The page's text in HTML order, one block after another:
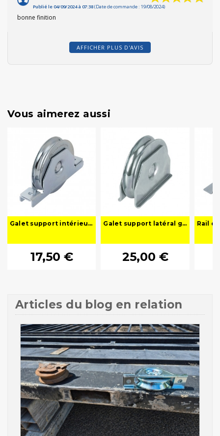
Publié le 04/09/2024 à 07:38(Date de commande : 19/08/2024)
bonne finition
AFFICHER PLUS D'AVIS
Vous aimerez aussi
Galet support intérieur gorge ronde en U - Ø 60 à 160 mm
17,50 €
Galet support latéral gorge ronde
25,00 €
Articles du blog en relation